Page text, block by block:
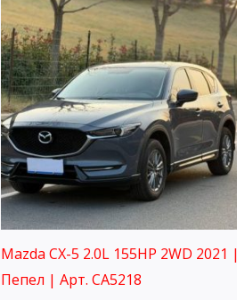
Mazda CX-5 2.0L 155HP 2WD 2021 |
Пепел | Арт. CA5218